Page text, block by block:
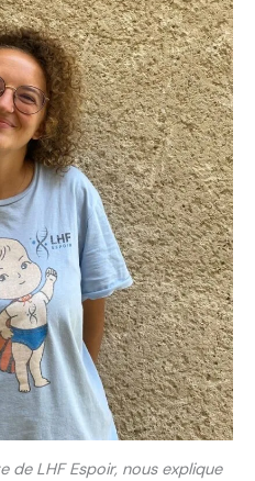
de LHF Espoir, nous explique